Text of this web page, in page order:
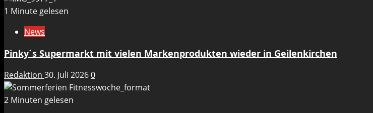
1 Minute gelesen
News
Pinky´s Supermarkt mit vielen Markenprodukten wieder in Geilenkirchen
Redaktion 30. Juli 20260
2 Minuten gelesen